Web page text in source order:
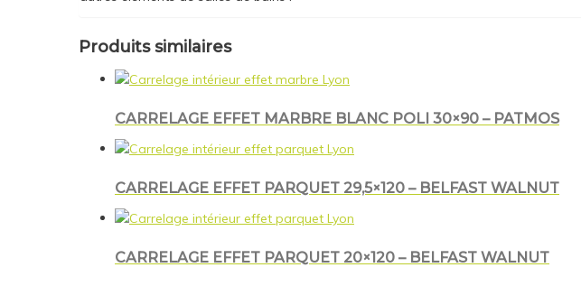
Produits similaires
CARRELAGE EFFET MARBRE BLANC POLI 30×90 – PATMOS
CARRELAGE EFFET PARQUET 29,5×120 – BELFAST WALNUT
CARRELAGE EFFET PARQUET 20×120 – BELFAST WALNUT